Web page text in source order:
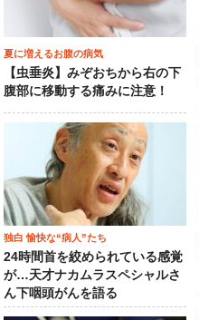
夏に増えるお腹の病気
【虫垂炎】みぞおちから右の下
腹部に移動する痛みに注意！
独白 愉快な“病人”たち
24時間首を絞められている感覚
が…天才ナカムラスペシャルさ
ん下咽頭がんを語る